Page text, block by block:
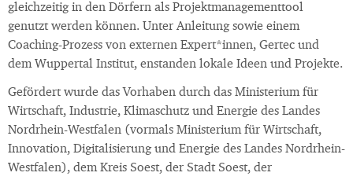
gleichzeitig in den Dörfern als Projektmanagementtool
genutzt werden können. Unter Anleitung sowie einem
Coaching-Prozess von externen Expert*innen, Gertec und
dem Wuppertal Institut, enstanden lokale Ideen und Projekte.
Gefördert wurde das Vorhaben durch das Ministerium für
Wirtschaft, Industrie, Klimaschutz und Energie des Landes
Nordrhein-Westfalen (vormals Ministerium für Wirtschaft,
Innovation, Digitalisierung und Energie des Landes Nordrhein-
Westfalen), dem Kreis Soest, der Stadt Soest, der